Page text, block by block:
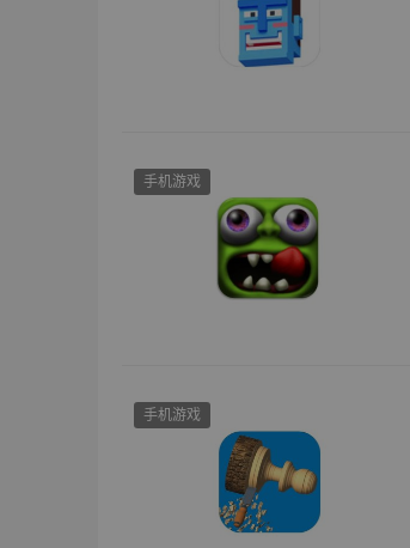
手机游戏
手机游戏